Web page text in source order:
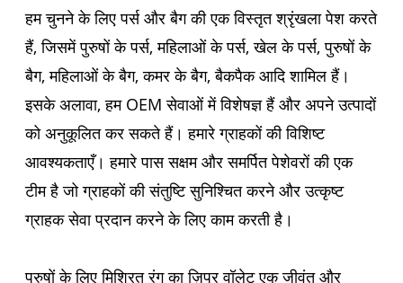
हम चुनने के लिए पर्स और बैग की एक विस्तृत श्रृंखला पेश करते
हैं, जिसमें पुरुषों के पर्स, महिलाओं के पर्स, खेल के पर्स, पुरुषों के
बैग, महिलाओं के बैग, कमर के बैग, बैकपैक आदि शामिल हैं।
इसके अलावा, हम OEM सेवाओं में विशेषज्ञ हैं और अपने उत्पादों
को अनुकूलित कर सकते हैं। हमारे ग्राहकों की विशिष्ट
आवश्यकताएँ। हमारे पास सक्षम और समर्पित पेशेवरों की एक
टीम है जो ग्राहकों की संतुष्टि सुनिश्चित करने और उत्कृष्ट
ग्राहक सेवा प्रदान करने के लिए काम करती है।
पुरुषों के लिए मिश्रित रंग का ज़िपर वॉलेट एक जीवंत और